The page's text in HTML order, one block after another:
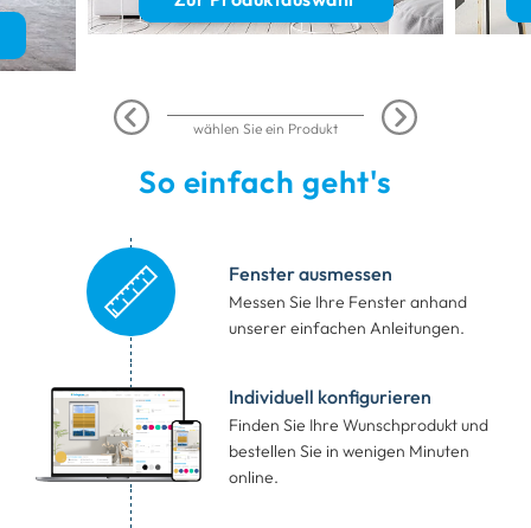
wählen Sie ein Produkt
So einfach geht's
Fenster ausmessen
Messen Sie Ihre Fenster anhand
unserer einfachen Anleitungen.
Individuell konfigurieren
Finden Sie Ihre Wunschproduktund
bestellen Sie in wenigen Minuten
online.